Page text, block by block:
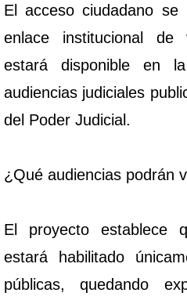
El acceso ciudadano se
enlace institucional de
estará disponible en
audiencias judiciales
del Poder Judicial.
¿Qué audiencias podrán
El proyecto establece
estará habilitado
públicas, quedando